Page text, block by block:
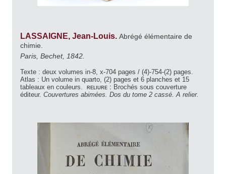
LASSAIGNE, Jean-Louis. Abrégé élémentaire de
chimie.
Paris, Bechet, 1842.
Texte : deux volumes in-8, x-704 pages / (4)-754-(2) pages.
Atlas : Un volume in quarto, (2) pages et 6 planches et 15
tableaux en couleurs. reliure : Brochés sous couverture
éditeur. Couvertures abimées. Dos du tome 2 cassé. A relier.